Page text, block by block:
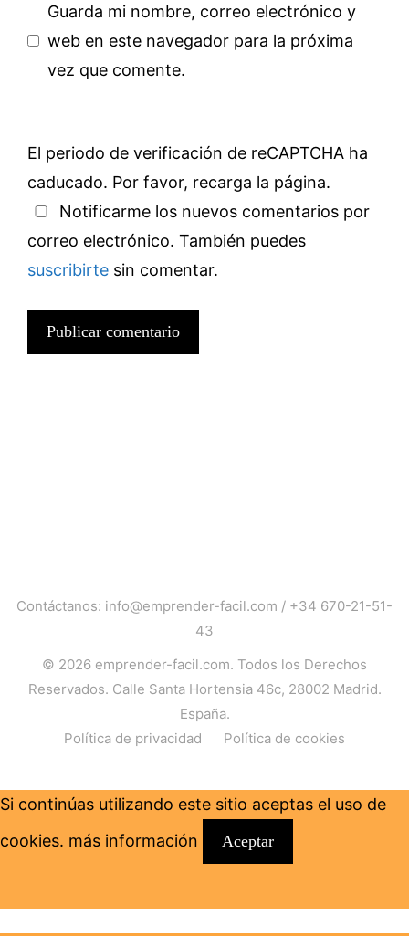
Guarda mi nombre, correo electrónico y
web en este navegador para la próxima
vez que comente.
El periodo de verificación de reCAPTCHA ha
caducado. Por favor, recarga la página.
Notificarme los nuevos comentarios por
correo electrónico. También puedes
suscribirte sin comentar.
Contáctanos: info@emprender-facil.com / +34 670-21-51-
43
© 2026 emprender-facil.com. Todos los Derechos
Reservados. Calle Santa Hortensia 46c, 28002 Madrid.
España.
Política de privacidad
Política de cookies
Si continúas utilizando este sitio aceptas el uso de
cookies. más información Aceptar